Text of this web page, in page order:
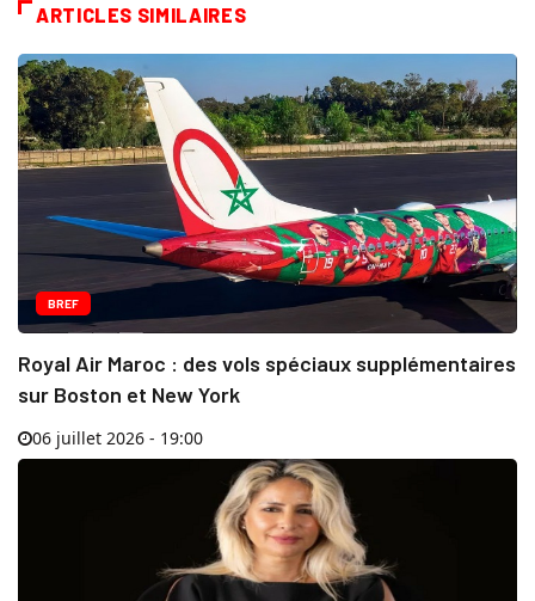
ARTICLES SIMILAIRES
BREF
Royal Air Maroc : des vols spéciaux supplémentaires
sur Boston et New York
06 juillet 2026 - 19:00